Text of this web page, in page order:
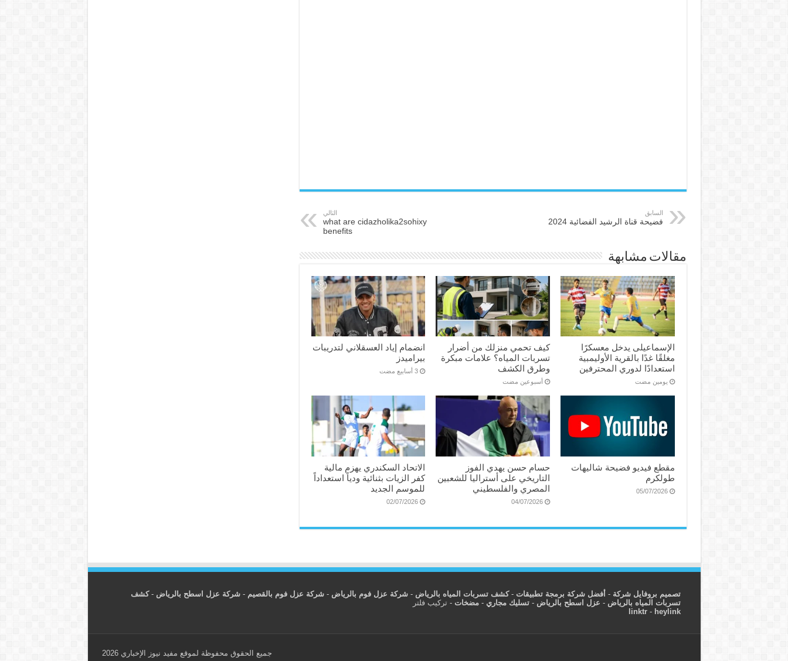
السابق
فضيحة قناة الرشيد الفضائية 2024
التالي
what are cidazholika2sohixy
benefits
مقالات مشابهة
الإسماعیلی یدخل معسكرًا
مغلقًا غدًا بالقرية الأوليمبية
استعدادًا لدوري المحترفين
‏يومين مضت
كيف تحمي منزلك من أضرار
تسربات المياه؟ علامات مبكرة
وطرق الكشف
‏أسبوعين مضت
انضمام إياد العسقلاني لتدريبات
بيراميدز
‏3 أسابيع مضت
مقطع فيديو فضيحة شاليهات
طولكرم
05/07/2026
حسام حسن يهدي الفوز
التاريخي على أستراليا للشعبين
المصري والفلسطيني
04/07/2026
الاتحاد السكندري يهزم مالية
كفر الزيات بثنائية ودياً استعداداً
للموسم الجديد
02/07/2026
تصميم بروفايل شركة - أفضل شركة برمجة تطبيقات -كشف تسربات المياه بالرياض -شركة عزل فوم بالرياض -شركة عزل فوم بالقصيم -شركة عزل اسطح بالرياض -كشف
تسربات المياه بالرياض - عزل اسطح بالرياض -تسليك مجاري -مضخات -تركيب فلتر
linktr- heylink
جميع الحقوق محفوظة لموقع مفيد نيوز الإخباري 2026